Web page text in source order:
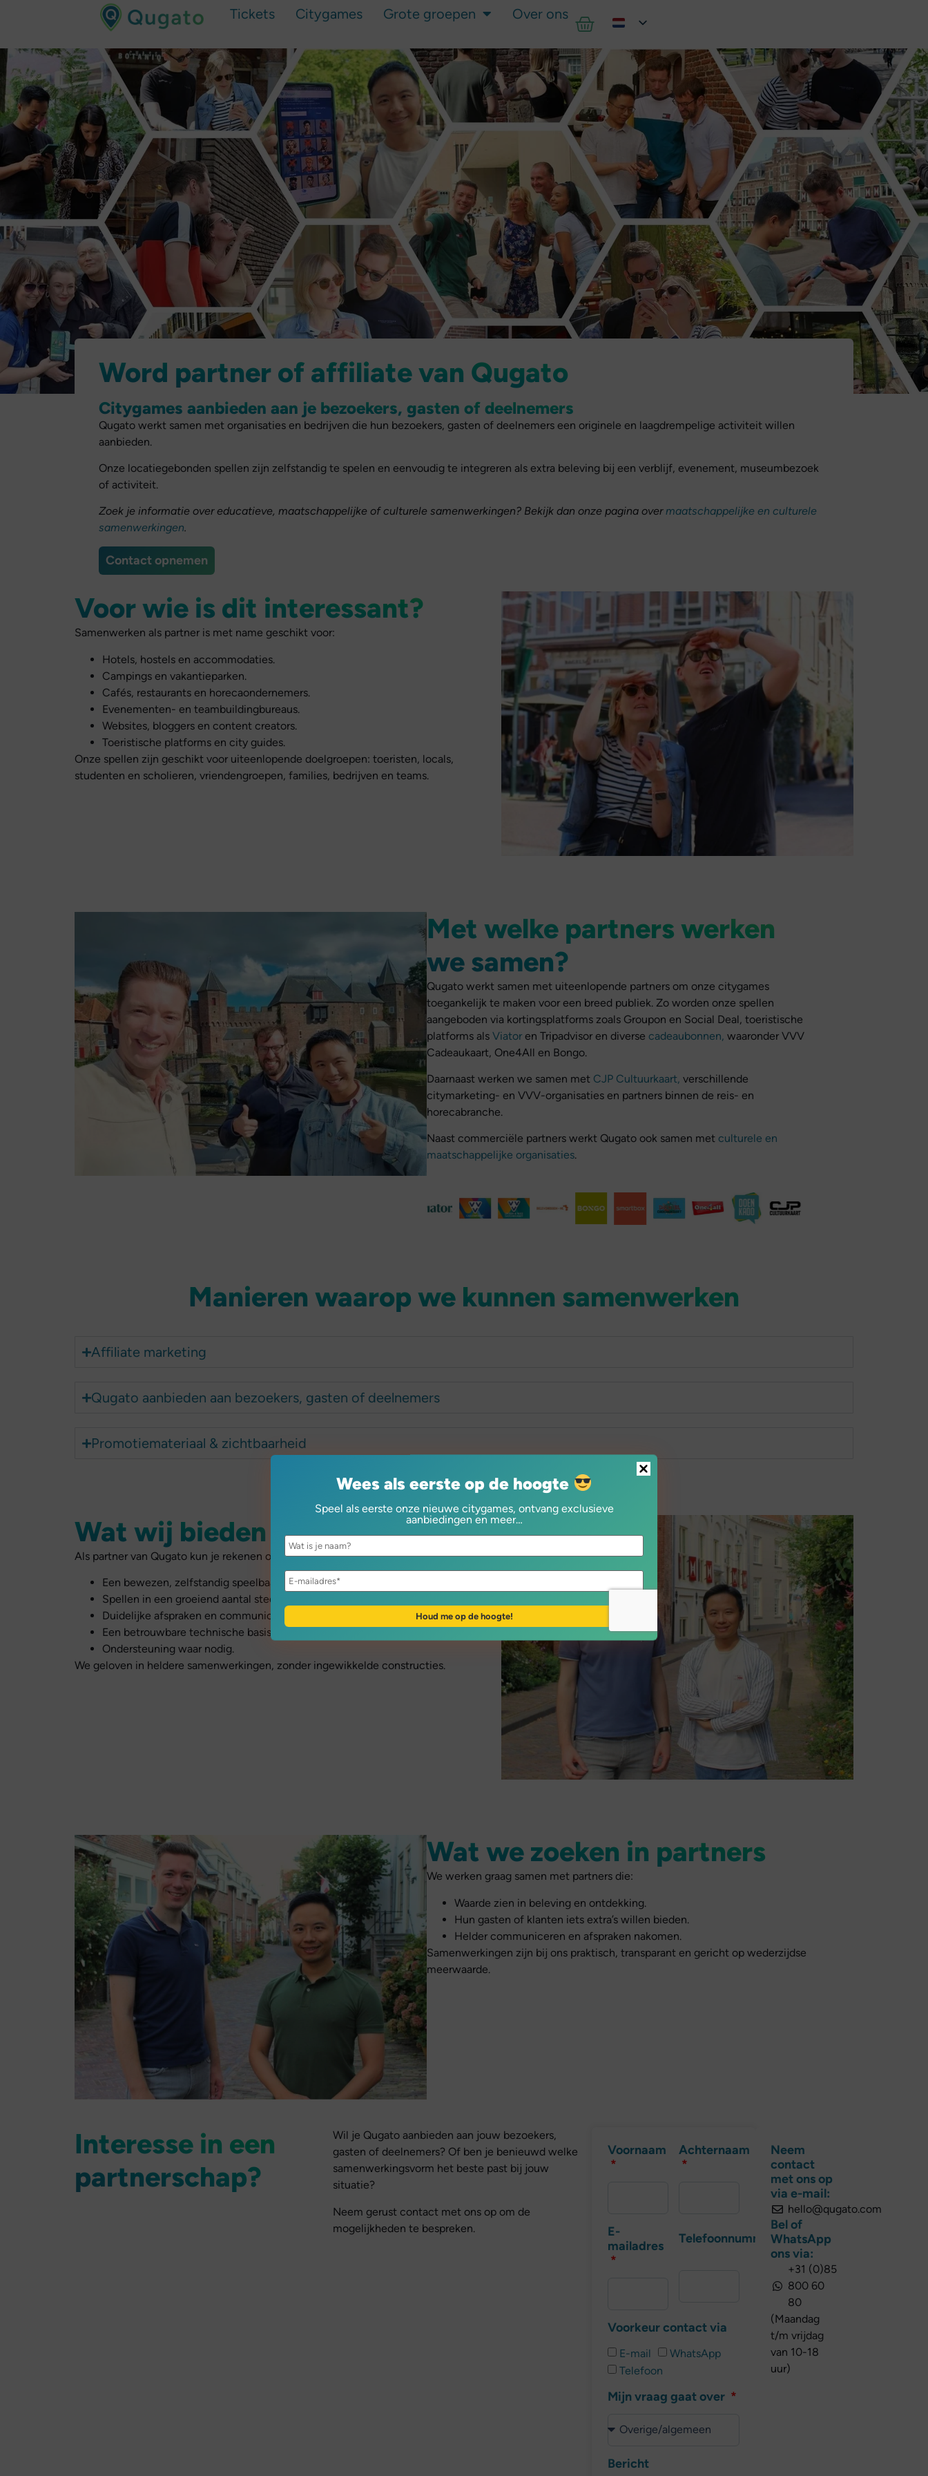
Tickets Citygames Grote groepen Over ons
Word partner of affiliate van Qugato
Citygames aanbieden aan je bezoekers, gasten of deelnemers
Qugato werkt samen met organisaties en bedrijven die hun bezoekers, gasten of deelnemers een originele en laagdrempelige activiteit willen
aanbieden.
Onze locatiegebonden spellen zijn zelfstandig te spelen en eenvoudig te integreren als extra beleving bij een verblijf, evenement, museumbezoek
of activiteit.
Zoek je informatie over educatieve, maatschappelijke of culturele samenwerkingen? Bekijk dan onze pagina overmaatschappelijke en culturele
samenwerkingen.
Contact opnemen
Voor wie is dit interessant?
Samenwerken als partner is met name geschikt voor:
Hotels, hostels en accommodaties.
Campings en vakantieparken.
Cafés, restaurants en horecaondernemers.
Evenementen- en teambuildingbureaus.
Websites, bloggers en content creators.
Toeristische platforms en city guides.
Onze spellen zijn geschikt voor uiteenlopende doelgroepen: toeristen, locals,
studenten en scholieren, vriendengroepen, families, bedrijven en teams.
Met welke partners werken
we samen?
Qugato werkt samen met uiteenlopende partners om onze citygames
toegankelijk te maken voor een breed publiek. Zo worden onze spellen
aangeboden via kortingsplatforms zoals Groupon en Social Deal, toeristische
platforms als Viatoren Tripadvisor en diverse cadeaubonnen, waaronder VVV
Cadeaukaart, One4All en Bongo.
Daarnaast werken we samen met CJP Cultuurkaart, verschillende
citymarketing- en VVV-organisaties en partners binnen de reis- en
horecabranche.
Naast commerciële partners werkt Qugato ook samen met culturele en
maatschappelijke organisaties.
Manieren waarop we kunnen samenwerken
Affiliate marketing
Qugato aanbieden aan bezoekers, gasten of deelnemers
Promotiemateriaal & zichtbaarheid
Wat wij bieden
Als partner van Qugato kun je rekenen op:
Een bewezen, zelfstandig speelbaar concept.
Spellen in een groeiend aantal steden.
Duidelijke afspraken en communicatie.
Een betrouwbare technische basis.
Ondersteuning waar nodig.
We geloven in heldere samenwerkingen, zonder ingewikkelde constructies.
Wat we zoeken in partners
We werken graag samen met partners die:
Waarde zien in beleving en ontdekking.
Hun gasten of klanten iets extra’s willen bieden.
Helder communiceren en afspraken nakomen.
Samenwerkingen zijn bij ons praktisch, transparant en gericht op wederzijdse
meerwaarde.
Interesse in een
partnerschap?
Wil je Qugato aanbieden aan jouw bezoekers,
gasten of deelnemers? Of ben je benieuwd welke
samenwerkingsvorm het beste past bij jouw
situatie?
Neem gerust contact met ons op om de
mogelijkheden te bespreken.
Voornaam Achternaam
E-
mailadres
Telefoonnummer
Voorkeur contact via
E-mail
WhatsApp
Telefoon
Mijn vraag gaat over
Bericht
Neem
contact
met ons op
via e-mail:
hello@qugato.com
Bel of
WhatsApp
ons via:
+31 (0)85
800 60
80
(Maandag
t/m vrijdag
van 10-18
uur)
Wees als eerste op de hoogte
Speel als eerste onze nieuwe citygames, ontvang exclusieve
aanbiedingen en meer…